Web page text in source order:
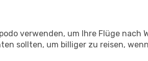
verwenden, um Ihre Flüge nach
sollten, um billiger zu reisen,